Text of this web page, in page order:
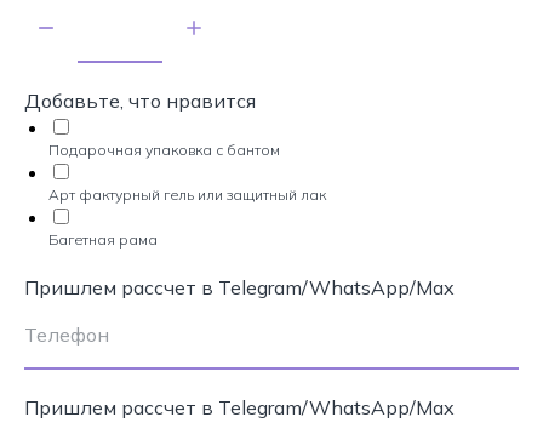
Добавьте, что нравится
Подарочная упаковка с бантом
Арт фактурный гель или защитный лак
Багетная рама
Пришлем рассчет в Telegram/WhatsApp/Max
Пришлем рассчет в Telegram/WhatsApp/Max